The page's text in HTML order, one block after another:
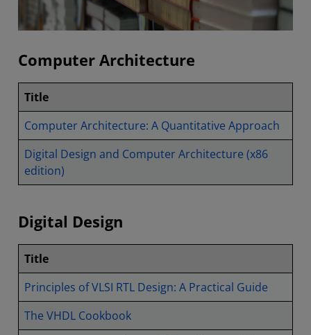
Computer Architecture
Title
Computer Architecture: A Quantitative Approach
Digital Design and Computer Architecture (x86
edition)
Digital Design
Title
Principles of VLSI RTL Design: A Practical Guide
The VHDL Cookbook